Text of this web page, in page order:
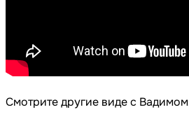
Смотрите другие виде с